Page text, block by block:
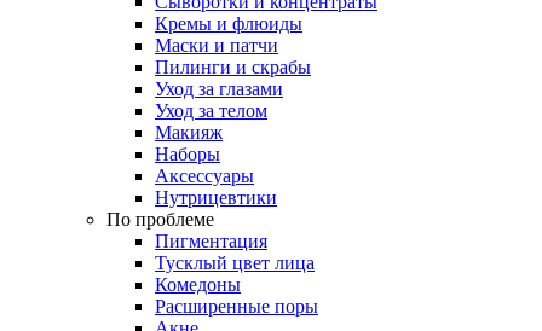
Кремы и флюиды
Маски и патчи
Пилинги и скрабы
Уход за глазами
Уход за телом
Макияж
Наборы
Аксессуары
Нутрицевтики
По проблеме
Пигментация
Тусклый цвет лица
Комедоны
Расширенные поры